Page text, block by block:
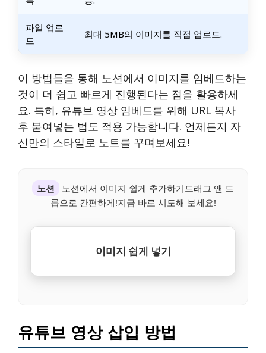
파일 업로
드
최대 5MB의 이미지를 직접 업로드.
이 방법들을 통해 노션에서 이미지를 임베드하는
것이 더 쉽고 빠르게 진행된다는 점을 활용하세
요. 특히, 유튜브 영상 임베드를 위해 URL 복사
후 붙여넣는 법도 적용 가능합니다. 언제든지 자
신만의 스타일로 노트를 꾸며보세요!
노션
노션에서 이미지 쉽게 추가하기드래그 앤 드
롭으로 간편하게!지금 바로 시도해 보세요!
이미지 쉽게 넣기
유튜브 영상 삽입 방법